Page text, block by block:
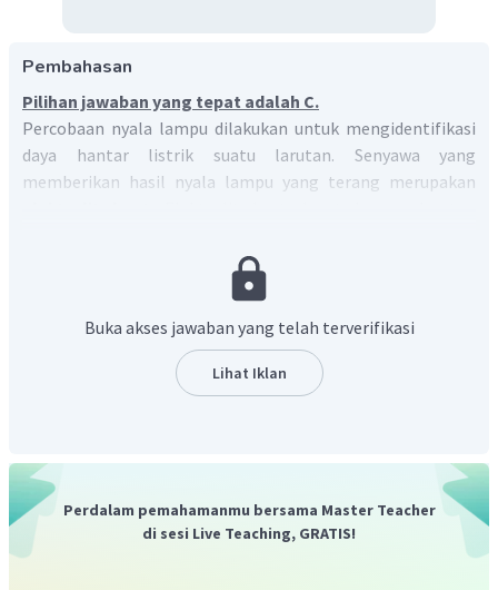
Pembahasan
Pilihan jawaban yang tepat adalah C.
Percobaan nyala lampu dilakukan untuk mengidentifikasi
daya hantar listrik suatu larutan. Senyawa yang
memberikan hasil nyala lampu yang terang merupakan
jawaban, yang tergolong ke dalam elektrolit kuat adalah
garam dapur. Etanol merupakan elektrolit lemah, gula dan
Jadi, senyawa yang jika ditambahkan dalam air dapat
menyebabkan lampu menyala terang adalah garam
Buka akses jawaban yang telah terverifikasi
Lihat Iklan
Perdalam pemahamanmu bersama Master Teacher
di sesi Live Teaching, GRATIS!